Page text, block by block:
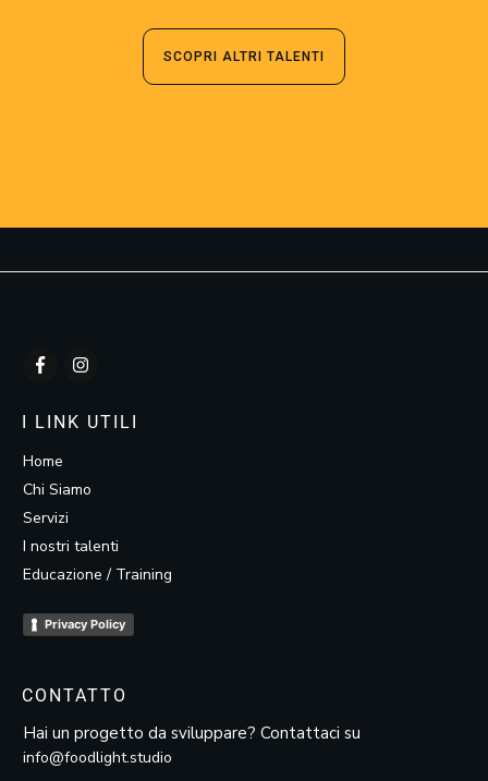
SCOPRI ALTRI TALENTI
I LINK UTILI
Home
Chi Siamo
Servizi
I nostri talenti
Educazione / Training
Privacy Policy
CONTATTO
Hai un progetto da sviluppare? Contattaci su
info@foodlight.studio